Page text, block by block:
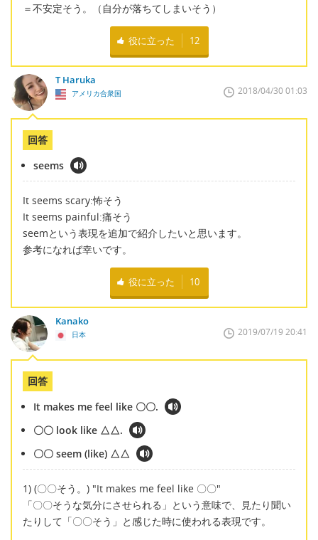
＝不安定そう。（自分が落ちてしまいそう）
役に立った 12
T Haruka
アメリカ合衆国 2018/04/30 01:03
回答
seems
It seems scary:怖そう
It seems painful:痛そう
seemという表現を追加で紹介したいと思います。
参考になれば幸いです。
役に立った 10
Kanako
日本 2019/07/19 20:41
回答
It makes me feel like 〇〇.
〇〇 look like △△.
〇〇 seem (like) △△
1) (〇〇そう。) "It makes me feel like 〇〇"
「〇〇そうな気分にさせられる」という意味で、見たり聞い
たりして「〇〇そう」と感じた時に使われる表現です。